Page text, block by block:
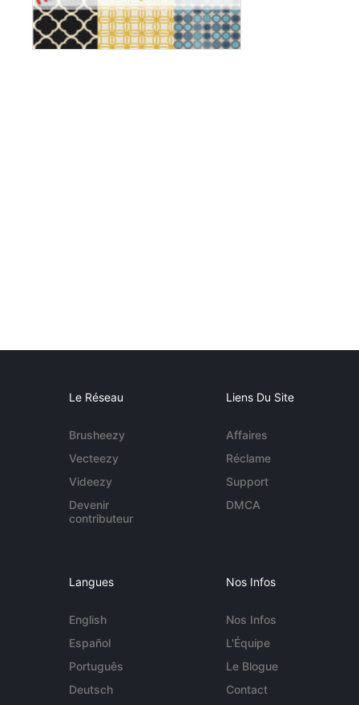
Le Réseau
Brusheezy
Vecteezy
Videezy
Devenir
contributeur
Liens Du Site
Affaires
Réclame
Support
DMCA
Langues
English
Español
Português
Deutsch
Nos Infos
Nos Infos
L'Équipe
Le Blogue
Contact